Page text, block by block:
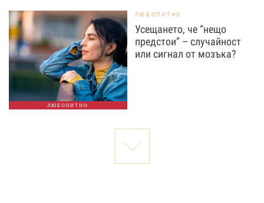
ЛЮБОПИТНО
ЛЮБОПИТНО
Усещането, че “нещо
предстои” – случайност
или сигнал от мозъка?